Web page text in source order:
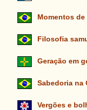
Momentos
Filosofia
Geração em
Sabedoria na
Vergões e